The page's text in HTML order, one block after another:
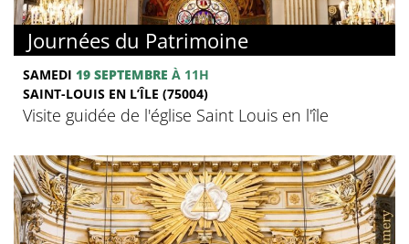
Journées du Patrimoine
SAMEDI 19 SEPTEMBRE À 11H
SAINT-LOUIS EN L’ÎLE (75004)
Visite guidée de l'église Saint Louis en l'île